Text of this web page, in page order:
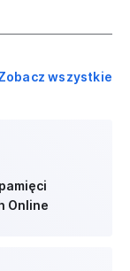
wszystkie
Online